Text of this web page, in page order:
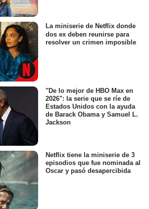
La miniserie de Netflix donde
dos ex deben reunirse para
resolver un crimen imposible
"De lo mejor de HBO Max en
2026": la serie que se ríe de
Estados Unidos con la ayuda
de Barack Obama y Samuel L.
Jackson
Netflix tiene la miniserie de 3
episodios que fue nominada al
Oscar y pasó desapercibida